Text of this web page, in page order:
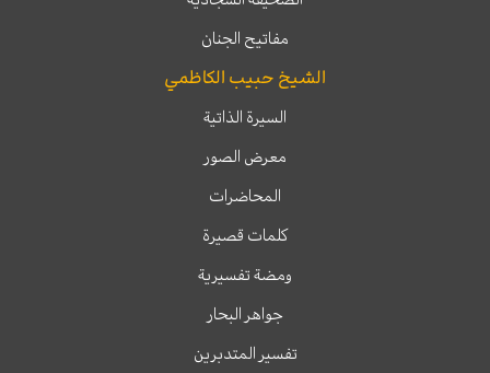
مفاتيح الجنان
الشيخ حبيب الكاظمي
السيرة الذاتية
معرض الصور
المحاضرات
كلمات قصيرة
ومضة تفسيرية
جواهر البحار
تفسير المتدبرين